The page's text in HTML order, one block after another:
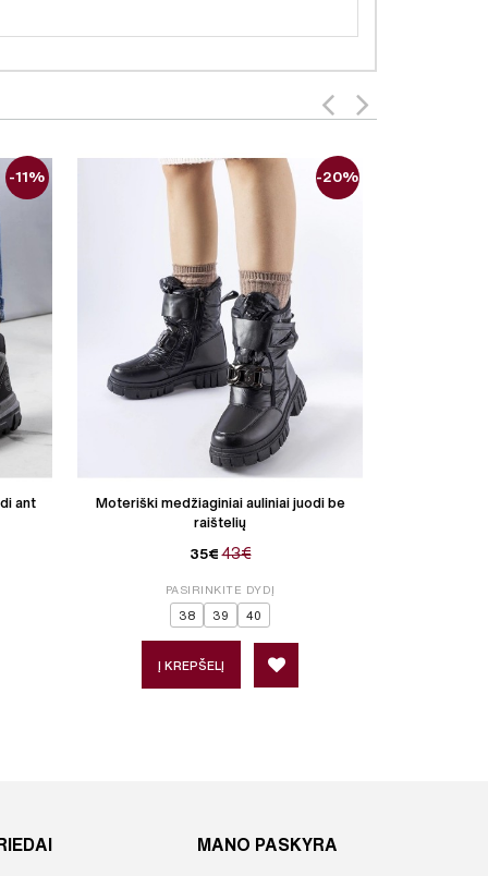
ant
-11%
Moteriški medžiaginiai auliniai juodi be
raištelių
35€ 43€
-20%
PASIRINKITE DYDĮ
38 39 40
Į KREPŠELĮ
MANO PASKYRA